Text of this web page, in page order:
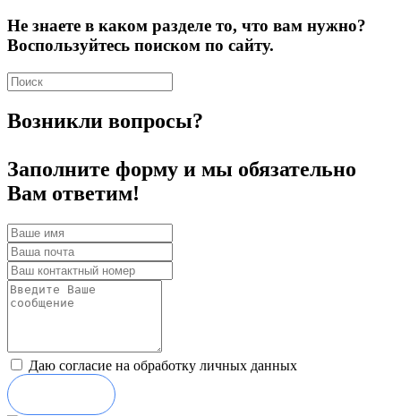
Не знаете в каком разделе то, что вам нужно?
Воспользуйтесь поиском по сайту.
Возникли вопросы?
Заполните форму и мы обязательно
Вам ответим!
Даю согласие на обработку личных данных